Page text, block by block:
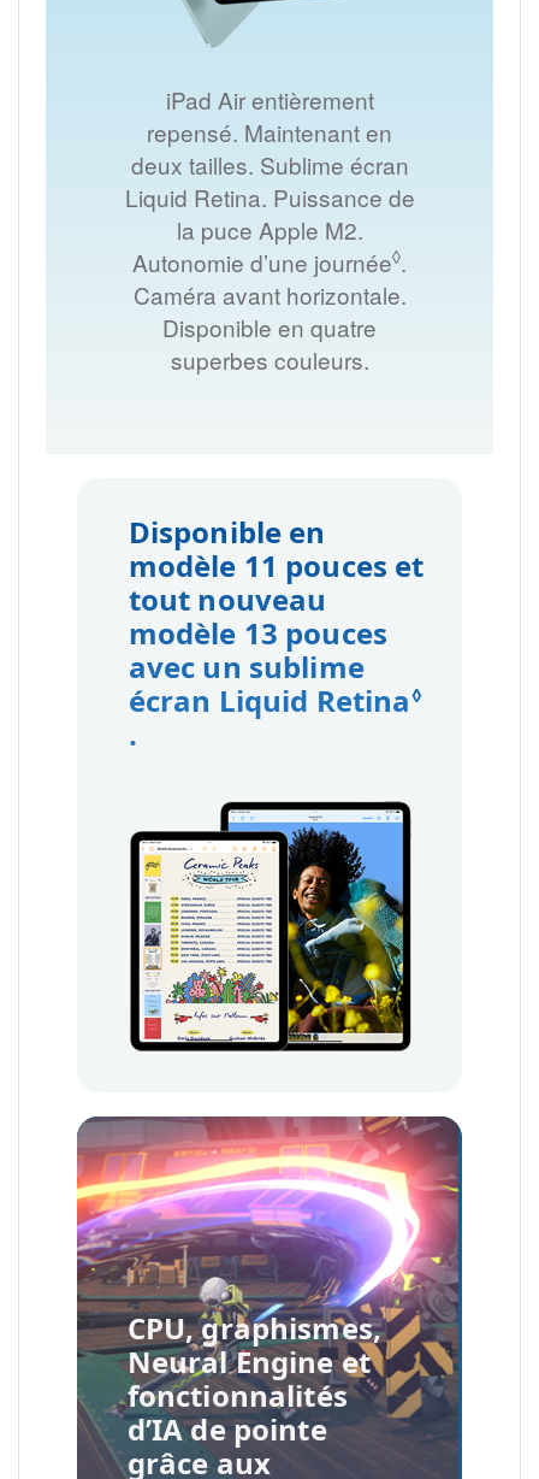
iPad Air entièrement
repensé. Maintenant en
deux tailles. Sublime écran
Liquid Retina. Puissance de
la puce Apple M2.
Autonomie d’une journée◊Renvoi aux
.
Caméra avant horizontale.
Disponible en quatre
superbes couleurs.
Disponible en
modèle 11 pouces et
tout nouveau
modèle 13 pouces
avec un sublime
écran Liquid Retina◊
Renvoi aux mentions
.
CPU, graphismes,
Neural Engine et
fonctionnalités
d’IA de pointe
grâce aux